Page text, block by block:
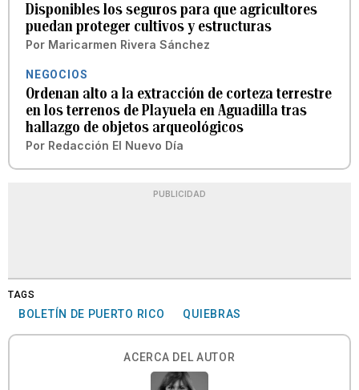
Disponibles los seguros para que agricultores
puedan proteger cultivos y estructuras
Por Maricarmen Rivera Sánchez
NEGOCIOS
Ordenan alto a la extracción de corteza terrestre
en los terrenos de Playuela en Aguadilla tras
hallazgo de objetos arqueológicos
Por Redacción El Nuevo Día
PUBLICIDAD
TAGS
BOLETÍN DE PUERTO RICO QUIEBRAS
ACERCA DEL AUTOR